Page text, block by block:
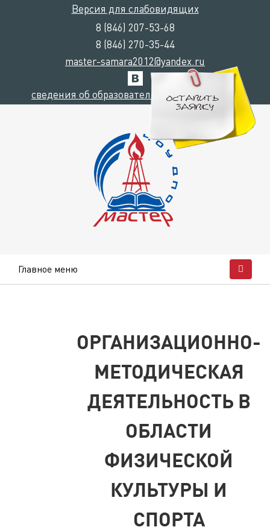
Версия для слабовидящих
8 (846) 207-53-68
8 (846) 270-35-44
master-samara2012@yandex.ru
сведения об образовательной организации
Главное меню
ОРГАНИЗАЦИОННО-
МЕТОДИЧЕСКАЯ
ДЕЯТЕЛЬНОСТЬ В
ОБЛАСТИ
ФИЗИЧЕСКОЙ
КУЛЬТУРЫ И
СПОРТА